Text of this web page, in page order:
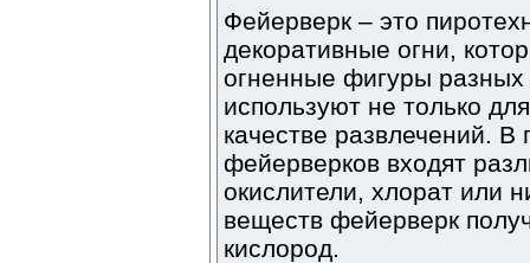
Фейерверк – это
декоративные огни,
огненные фигуры
используют не только
качестве развлечений.
фейерверков входят
окислители, хлорат или
веществ фейерверк
кислород.